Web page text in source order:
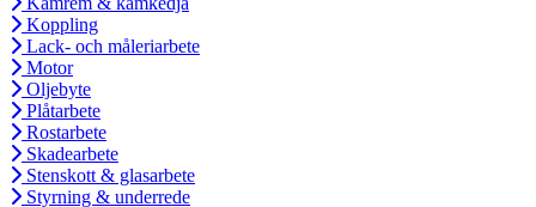
Koppling
Lack- och måleriarbete
Motor
Oljebyte
Plåtarbete
Rostarbete
Skadearbete
Stenskott & glasarbete
Styrning & underrede